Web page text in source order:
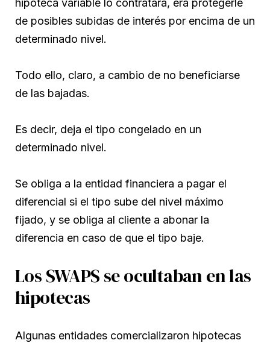
hipoteca variable lo contratara, era protegerle
de posibles subidas de interés por encima de un
determinado nivel.
Todo ello, claro, a cambio de no beneficiarse
de las bajadas.
Es decir, deja el tipo congelado en un
determinado nivel.
Se obliga a la entidad financiera a pagar el
diferencial si el tipo sube del nivel máximo
fijado, y se obliga al cliente a abonar la
diferencia en caso de que el tipo baje.
Los SWAPS se ocultaban en las
hipotecas
Algunas entidades comercializaron hipotecas